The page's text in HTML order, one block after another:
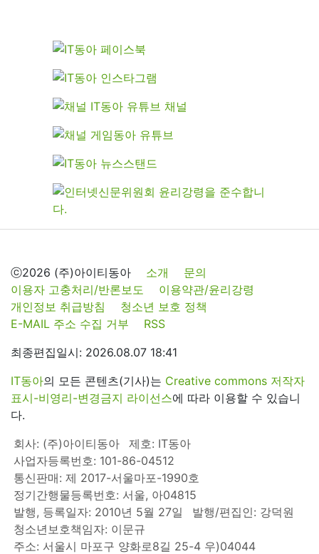
ⓒ2026 (주)아이티동아 소개
문의
이용자 고충처리/반론보도
이용약관/윤리강령
개인정보 취급방침
청소년 보호 정책
E-MAIL 주소 수집 거부
RSS
최종편집일시: 2026.08.07 18:41
IT동아의 모든 콘텐츠(기사)는 Creative commons 저작자
표시-비영리-변경금지 라이선스에 따라 이용할 수 있습니
다.
회사: (주)아이티동아
제호: IT동아
사업자등록번호: 101-86-04512
통신판매: 제 2017-서울마포-1990호
정기간행물등록번호: 서울, 아04815
발행, 등록일자: 2010년 5월 27일
발행/편집인: 강덕원
청소년보호책임자: 이문규
주소: 서울시 마포구 양화로8길 25-4 우)04044